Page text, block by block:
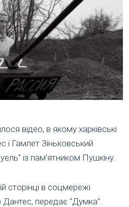
відео, в якому харківські
і Гамлет Зіньковський
із пам’ятником Пушкіну.
сторінці в соцмережі
передає "Думка".